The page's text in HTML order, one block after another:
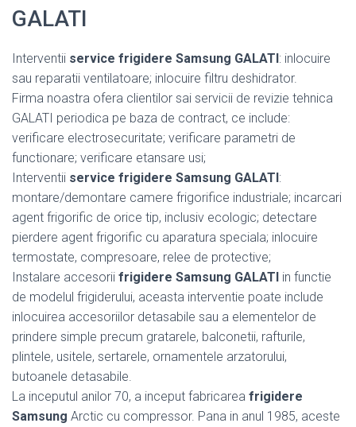
GALATI
Interventii service frigidere Samsung GALATI: inlocuire
sau reparatii ventilatoare; inlocuire filtru deshidrator.
Firma noastra ofera clientilor sai servicii de revizie tehnica
GALATI periodica pe baza de contract, ce include:
verificare electrosecuritate; verificare parametri de
functionare; verificare etansare usi;
Interventii service frigidere Samsung GALATI:
montare/demontare camere frigorifice industriale; incarcari
agent frigorific de orice tip, inclusiv ecologic; detectare
pierdere agent frigorific cu aparatura speciala; inlocuire
termostate, compresoare, relee de protective;
Instalare accesorii frigidere Samsung GALATI in functie
de modelul frigiderului, aceasta interventie poate include
inlocuirea accesoriilor detasabile sau a elementelor de
prindere simple precum gratarele, balconetii, rafturile,
plintele, usitele, sertarele, ornamentele arzatorului,
butoanele detasabile.
La inceputul anilor 70, a inceput fabricarea frigidere
Samsung Arctic cu compressor. Pana in anul 1985, aceste